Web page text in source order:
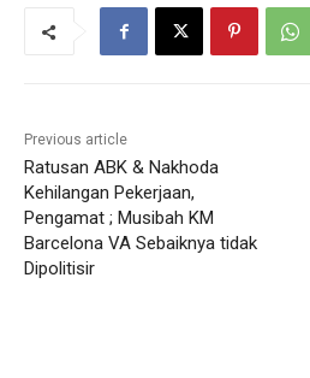
Previous article
Ratusan ABK & Nakhoda
Kehilangan Pekerjaan,
Pengamat ; Musibah KM
Barcelona VA Sebaiknya tidak
Dipolitisir